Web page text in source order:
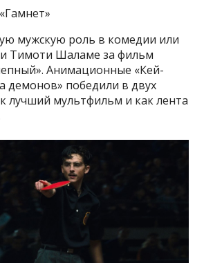
мужскую роль в комедии или
Тимоти Шаламе за фильм
Анимационные «Кей-
демонов» победили в двух
лучший мультфильм и как лента